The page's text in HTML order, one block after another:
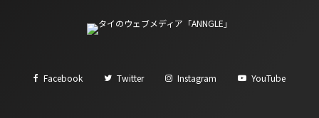
Facebook Twitter Instagram YouTube